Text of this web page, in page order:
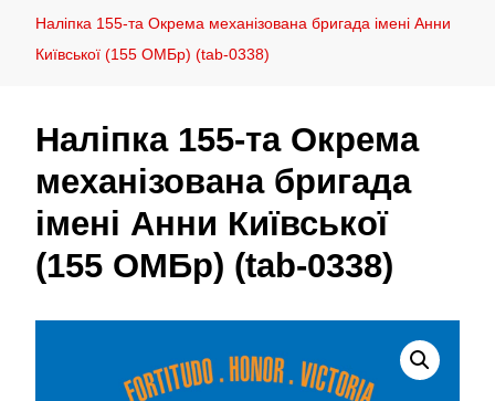
Наліпка 155-та Окрема механізована бригада імені Анни
Київської (155 ОMБр) (tab-0338)
Наліпка 155-та Окрема
механізована бригада
імені Анни Київської
(155 ОMБр) (tab-0338)